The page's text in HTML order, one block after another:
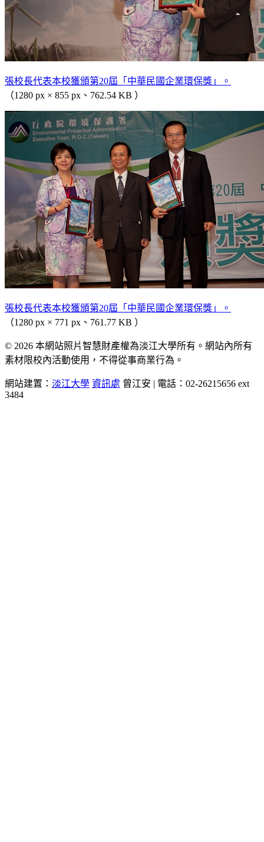
張校長代表本校獲頒第20屆「中華民國企業環保獎」。
（1280 px × 855 px、762.54 KB ）
張校長代表本校獲頒第20屆「中華民國企業環保獎」。
（1280 px × 771 px、761.77 KB ）
© 2026 本網站照片智慧財產權為淡江大學所有。網站內所有
素材限校內活動使用，不得從事商業行為。
網站建置： 淡江大學 資訊處 曾江安 | 電話：02-26215656 ext
3484